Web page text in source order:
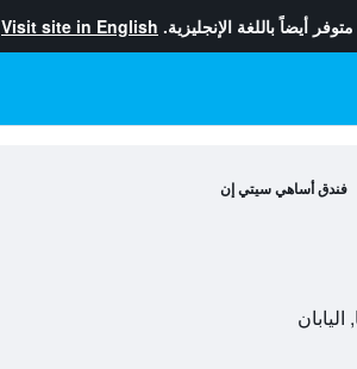
متوفر أيضاً باللغة الإنجليزية. Visit site in English
فندق أساهي سيتي إن